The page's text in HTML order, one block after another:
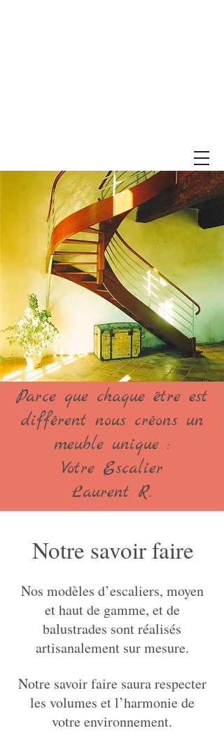
Parce que chaque être est
différent nous créons un
meuble unique :
Votre Escalier
Laurent R.
Notre savoir faire
Nos modèles d’escaliers, moyen
et haut de gamme, et de
balustrades sont réalisés
artisanalement sur mesure.
Notre savoir faire saura respecter
les volumes et l’harmonie de
votre environnement.